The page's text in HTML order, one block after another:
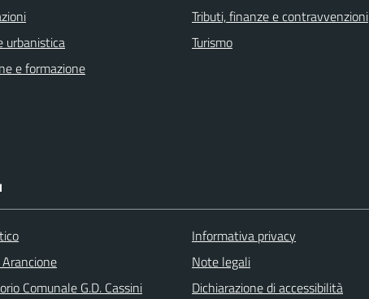
urbanistica
e formazione
Tributi, finanze e contravvenzioni
Turismo
Comunale G.D. Cassini
Informativa privacy
Note legali
Dichiarazione di accessibilità